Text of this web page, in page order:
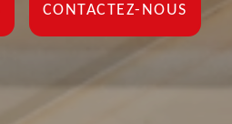
CONTACTEZ-NOUS